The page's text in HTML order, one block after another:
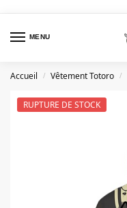
MENU
Accueil / Vêtement Totoro /
RUPTURE DE STOCK